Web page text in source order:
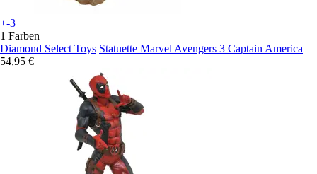
+-3
1 Farben
Diamond Select Toys Statuette Marvel Avengers 3 Captain America
54,95 €